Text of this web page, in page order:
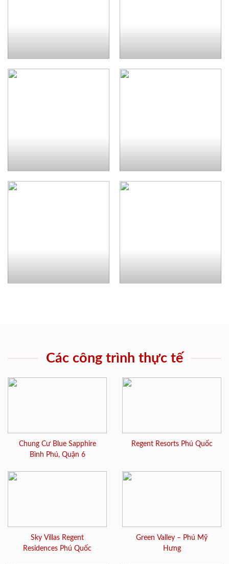
Các công trình thực tế
Chung Cư Blue Sapphire
Bình Phú, Quận 6
Regent Resorts Phú Quốc
Sky Villas Regent
Residences Phú Quốc
Green Valley – Phú Mỹ
Hưng